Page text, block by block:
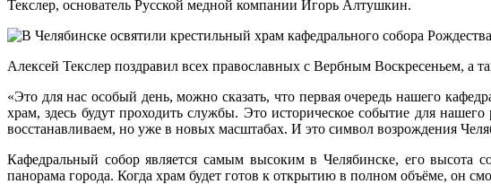
Текслер, основатель Русской медной компании Игорь Алтушкин.
Алексей Текслер поздравил всех православных с Вербным Воскресеньем, а
«Это для нас особый день, можно сказать, что первая очередь нашего
храм, здесь будут проходить службы. Это историческое событие для
восстанавливаем, но уже в новых масштабах. И это символ возрождения
Кафедральный собор является самым высоким в Челябинске, его высота
панорама города. Когда храм будет готов к открытию в полном объёме, он